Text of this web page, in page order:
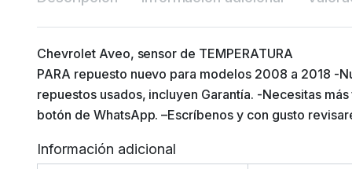
Chevrolet Aveo, sensor de TEMPERATURA
PARA repuesto nuevo para modelos 2008 a 2018 -
repuestos usados, incluyen Garantía. -Necesitas
botón de WhatsApp. –Escríbenos y con gusto
Información adicional